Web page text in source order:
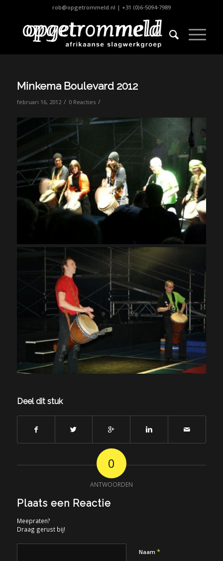
rob@opgetrommeld.nl | +31 (0)6-5094-7989
Minkema Boulevard 2012
februari 16, 2012 / 0 Reacties /
Deel dit stuk
0
ANTWOORDEN
Plaats een Reactie
Meepraten?
Draag gerust bij!
Naam *